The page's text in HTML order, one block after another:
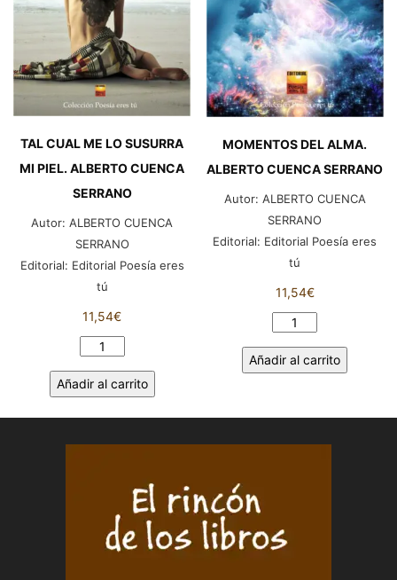
TAL CUAL ME LO SUSURRA
MI PIEL. ALBERTO CUENCA
SERRANO
Autor: ALBERTO CUENCA
SERRANO
Editorial: Editorial Poesía eres
tú
11,54€
TAL
ME
ALBERTO
CUENCA
SERRANO
Añadir al carrito
MOMENTOS DEL ALMA.
ALBERTO CUENCA SERRANO
Autor: ALBERTO CUENCA
SERRANO
Editorial: Editorial Poesía eres
tú
11,54€
MOMENTOS
ALMA.
cantidad
Añadir al carrito